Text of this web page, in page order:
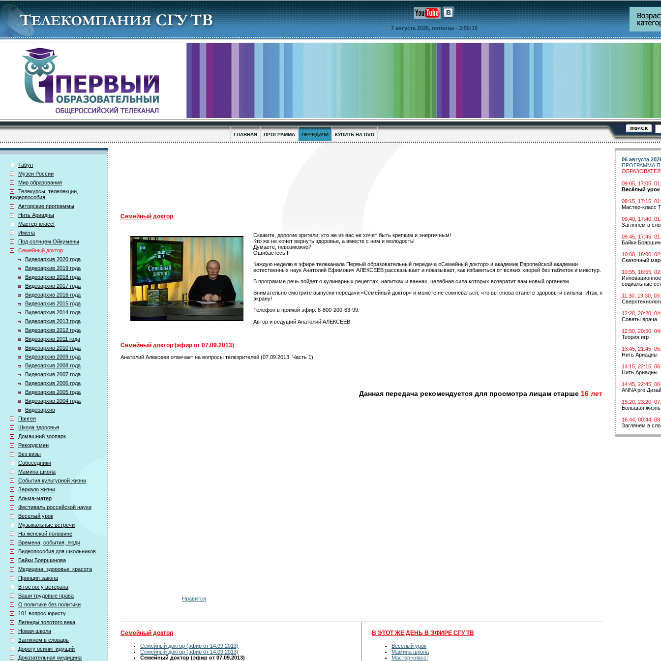
7 августа 2026, пятница - 3:50:19
ГЛАВНАЯ ПРОГРАММА ПЕРЕДАЧИ КУПИТЬ НА DVD
Табун
Музеи России
Мир образования
Телекурсы, телелекции,
видеопособия
Авторские программы
Нить Ариадны
Мастер-класс!
Имена
Под солнцем Ойкумены
Семейный доктор
Видеоархив 2020 года
Видеоархив 2019 года
Видеоархив 2018 года
Видеоархив 2017 года
Видеоархив 2016 года
Видеоархив 2015 года
Видеоархив 2014 года
Видеоархив 2013 года
Видеоархив 2012 года
Видеоархив 2011 года
Видеоархив 2010 года
Видеоархив 2009 года
Видеоархив 2008 года
Видеоархив 2007 года
Видеоархив 2006 года
Видеоархив 2005 года
Видеоархив 2004 года
Видеоархив
Пангея
Школа здоровья
Домашний зоопарк
Рекордсмен
Без визы
Собеседники
Мамина школа
События культурной жизни
Зеркало жизни
Альма-матер
Фестиваль российской науки
Веселый урок
Музыкальные встречи
На женской половине
Времена, события, люди
Видеопособия для школьников
Байки Бояршинова
Медицина. здоровье. красота
Принцип закона
В гостях у ветерана
Ваши трудовые права
О политике без политики
101 вопрос юристу
Легенды золотого века
Новая школа
Заглянем в словарь
Дорогу осилит идущий
Доказательная медицина
Семейный доктор
Скажите, дорогие зрители, кто же из вас не хочет быть крепким и энергичным!
Кто же не хочет вернуть здоровье, а вместе с ним и молодость!
Думаете, невозможно?
Ошибаетесь!!!
Каждую неделю в эфире телеканала Первый образовательный передача «Семейный доктор» и академик Европейской академии
естественных наук Анатолий Ефимович АЛЕКСЕЕВ рассказывает и показывает, как избавиться от всяких хворей без таблеток и микстур.
В программе речь пойдет о кулинарных рецептах, напитках и ваннах, целебная сила которых возвратит вам новый организм.
Внимательно смотрите выпуски передачи «Семейный доктор» и можете не сомневаться, что вы снова станете здоровы и сильны. Итак, к
экрану!
Телефон в прямой эфир: 8-800-200-63-99.
Автор и ведущий Анатолий АЛЕКСЕЕВ.
Семейный доктор (эфир от 07.09.2013)
Анатолий Алексеев отвечает на вопросы телезрителей (07.09.2013, Часть 1)
Данная передача рекомендуется для просмотра лицам старше 16 лет
Нравится
Семейный доктор
Семейный доктор (эфир от 14.09.2013)
Семейный доктор (эфир от 14.09.2013)
Семейный доктор (эфир от 07.09.2013)
В ЭТОТ ЖЕ ДЕНЬ В ЭФИРЕ СГУ ТВ
Веселый урок
Мамина школа
Мастер-класс!
06 августа
ПРОГРАММА
09:05, 17:05,
Весёлый урок
09:15, 17:15,
Мастер-класс
09:40, 17:40,
Заглянем в
09:45, 17:45,
Байки
10:00, 18:00,
Сказочный
10:55, 18:55,
социальные
11:30, 19:30,
12:20, 20:20,
Советы врача
12:50, 20:50,
Теория игр
13:45, 21:45,
Нить Ариадны
14:15, 22:15,
Нить Ариадны
14:45, 22:45,
ANNA pro
15:20, 23:20,
Большая жизнь
16:44, 00:44,
Заглянем в